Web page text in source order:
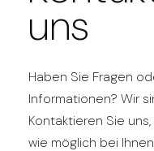
uns
Haben Sie Fragen
Informationen? Wir
Kontaktieren Sie
wie möglich bei